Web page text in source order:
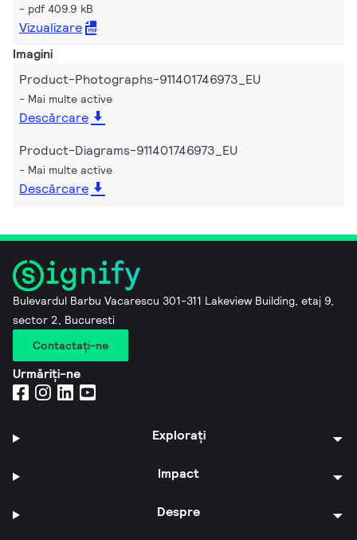
pdf 409.9 kB
Vizualizare
Imagini
Product-Photographs-911401746973_EU
Mai multe active
Descărcare
Product-Diagrams-911401746973_EU
Mai multe active
Descărcare
Bulevardul Barbu Vacarescu 301-311 Lakeview Building, etaj 9,
sector 2, Bucuresti
Contactaţi-ne
Urmăriți-ne
Explorați
Impact
Despre